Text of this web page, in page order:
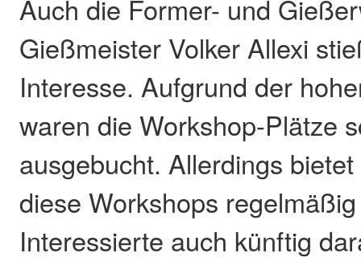
Auch die Former- und
Gießmeister Volker Allexi
Interesse. Aufgrund der
waren die Workshop-Plätze
ausgebucht. Allerdings
diese Workshops
Interessierte auch künftig